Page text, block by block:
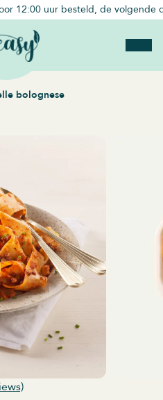
12:00 uur besteld, de volgende
bolognese